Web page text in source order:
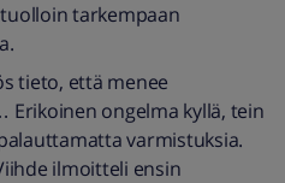
tarkempaan
tieto, että menee
ongelma kyllä, tein
varmistuksia.
ilmoitteli ensin